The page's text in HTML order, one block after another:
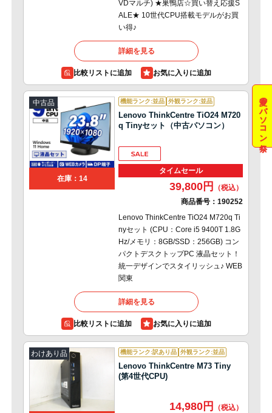
VDマルチ) ★巣鴨店☆買い替え応援S
ALE★ 10世代CPU搭載モデルがお買
い得♪
詳細を見る
比較リストに追加
中古品
在庫：14
機能ランク:並品 外観ランク:並品
Lenovo ThinkCentre TiO24 M720
q Tinyセット（中古パソコン）
タイムセール
39,800円
商品番号： 190252
Lenovo ThinkCentre TiO24 M720q Ti
nyセット (CPU：Core i5 9400T 1.8G
Hz/メモリ：8GB/SSD：256GB) コン
パクトデスクトップPC 液晶セット！
統一デザインでスタイリッシュ♪ WEB
関東
詳細を見る
比較リストに追加
わけあり品 機能ランク:訳あり品 外観ランク:並品
Lenovo ThinkCentre M73 Tiny
(第4世代CPU)
14,980円
夏のパソコン祭